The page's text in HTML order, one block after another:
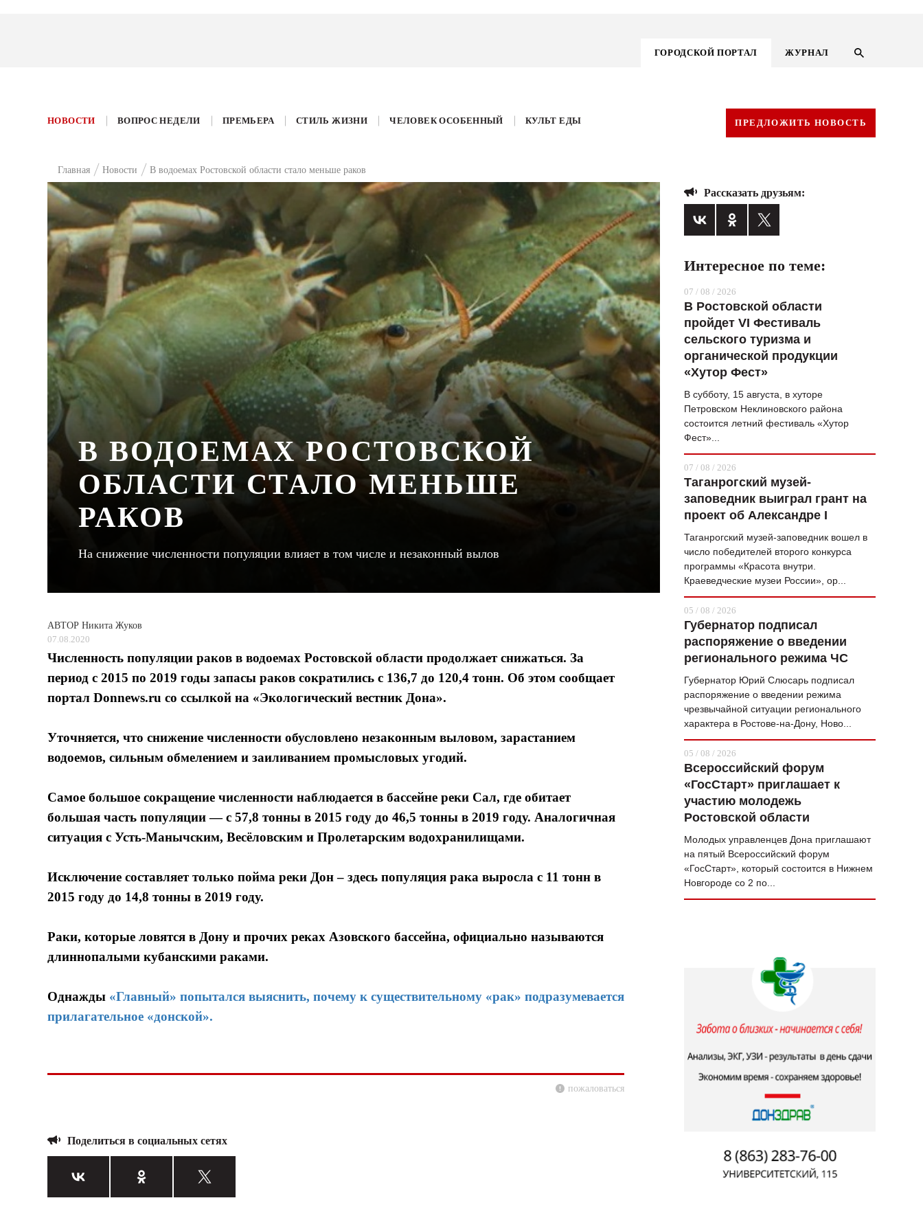
ГОРОДСКОЙ ПОРТАЛ ЖУРНАЛ
ГОРОДСКОЙ ПОРТАЛ
ВОПРОС НЕДЕЛИ
СТИЛЬ ЖИЗНИ
ХАЙП
ЧЕЛОВЕК ОСОБЕННЫЙ
КУЛЬТ ЕДЫ
АФИША
ЖУРНАЛ
НОВОСТИ ВОПРОС НЕДЕЛИ ПРЕМЬЕРА СТИЛЬ ЖИЗНИ ЧЕЛОВЕК ОСОБЕННЫЙ КУЛЬТ ЕДЫ ПРЕДЛОЖИТЬ НОВОСТЬ
Главная Новости В водоемах Ростовской области стало меньше раков
В ВОДОЕМАХ РОСТОВСКОЙ
ОБЛАСТИ СТАЛО МЕНЬШЕ
РАКОВ
На снижение численности популяции влияет в том числе и незаконный вылов
АВТОР Никита Жуков
07.08.2020
Численность популяции раков в водоемах Ростовской области продолжает снижаться. За
период с 2015 по 2019 годы запасы раков сократились с 136,7 до 120,4 тонн. Об этом сообщает
портал Donnews.ru со ссылкой на «Экологический вестник Дона».
Уточняется, что снижение численности обусловлено незаконным выловом, зарастанием
водоемов, сильным обмелением и заиливанием промысловых угодий.
Самое большое сокращение численности наблюдается в бассейне реки Сал, где обитает
большая часть популяции — с 57,8 тонны в 2015 году до 46,5 тонны в 2019 году. Аналогичная
ситуация с Усть-Манычским, Весёловским и Пролетарским водохранилищами.
Исключение составляет только пойма реки Дон – здесь популяция рака выросла с 11 тонн в
2015 году до 14,8 тонны в 2019 году.
Раки, которые ловятся в Дону и прочих реках Азовского бассейна, официально называются
длиннопалыми кубанскими раками.
Однажды «Главный» попытался выяснить, почему к существительному «рак» подразумевается
прилагательное «донской».
пожаловаться
Поделиться в социальных сетях
Рассказать друзьям:
Интересное по теме:
07 / 08 / 2026
В Ростовской области
пройдет VI Фестиваль
сельского туризма и
органической продукции
«Хутор Фест»
В субботу, 15 августа, в хуторе
Петровском Неклиновского района
состоится летний фестиваль «Хутор
Фест»...
07 / 08 / 2026
Таганрогский музей-
заповедник выиграл грант на
проект об Александре I
Таганрогский музей-заповедник вошел в
число победителей второго конкурса
программы «Красота внутри.
Краеведческие музеи России», ор...
05 / 08 / 2026
Губернатор подписал
распоряжение о введении
регионального режима ЧС
Губернатор Юрий Слюсарь подписал
распоряжение о введении режима
чрезвычайной ситуации регионального
характера в Ростове-на-Дону, Ново...
05 / 08 / 2026
Всероссийский форум
«ГосСтарт» приглашает к
участию молодежь
Ростовской области
Молодых управленцев Дона приглашают
на пятый Всероссийский форум
«ГосСтарт», который состоится в Нижнем
Новгороде со 2 по...